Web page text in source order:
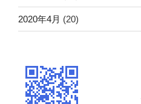
2020年4月 (20)